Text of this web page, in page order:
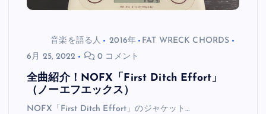
音楽を語る人 2016年
FAT WRECK CHORDS
6月 25, 2022
0 コメント
全曲紹介！NOFX「First Ditch Effort」
（ノーエフエックス）
NOFX「First Ditch Effort」のジャケット…